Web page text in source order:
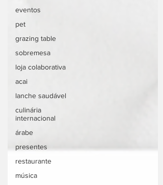
eventos
pet
grazing table
sobremesa
loja colaborativa
acai
lanche saudável
culinária
internacional
árabe
presentes
restaurante
música